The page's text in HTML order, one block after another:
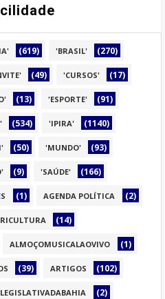
(619) 'BRASIL' (270)
(49) 'CURSOS' (17)
(13) 'ESPORTE' (91)
(534) 'IPIRA' (1140)
(50) 'MUNDO' (93)
(9) 'SAÚDE' (166)
(1) AGENDA POLÍTICA (2)
(14)
ALMOÇOMUSICALAOVIVO (1)
(39) ARTIGOS (102)
(2)